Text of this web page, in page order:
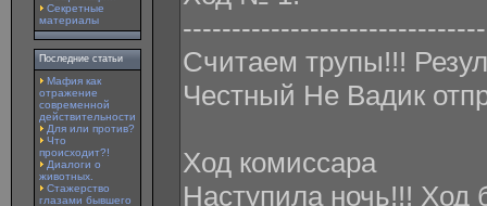
Секретные
материалы
Последние статьи
Мафия как
отражение
современной
действительности
Для или против?
Что
происходит?!
Диалоги о
животных.
Стажерство
глазами бывшего
Считаем трупы!!!
Честный Не Вадик
Ход комиссара
Наступила ночь!!! Ход